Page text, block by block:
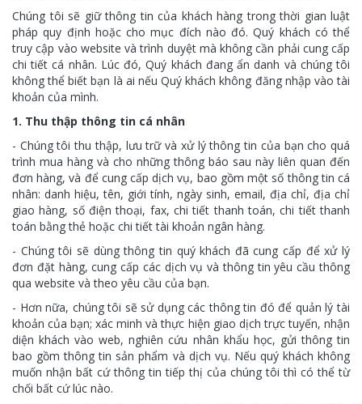
Chúng tôi sẽ giữ thông tin của khách hàng trong thời gian luật
pháp quy định hoặc cho mục đích nào đó. Quý khách có thể
truy cập vào website và trình duyệt mà không cần phải cung cấp
chi tiết cá nhân. Lúc đó, Quý khách đang ẩn danh và chúng tôi
không thể biết bạn là ai nếu Quý khách không đăng nhập vào tài
khoản của mình.
1. Thu thập thông tin cá nhân
- Chúng tôi thu thập, lưu trữ và xử lý thông tin của bạn cho quá
trình mua hàng và cho những thông báo sau này liên quan đến
đơn hàng, và để cung cấp dịch vụ, bao gồm một số thông tin cá
nhân: danh hiệu, tên, giới tính, ngày sinh, email, địa chỉ, địa chỉ
giao hàng, số điện thoại, fax, chi tiết thanh toán, chi tiết thanh
toán bằng thẻ hoặc chi tiết tài khoản ngân hàng.
- Chúng tôi sẽ dùng thông tin quý khách đã cung cấp để xử lý
đơn đặt hàng, cung cấp các dịch vụ và thông tin yêu cầu thông
qua website và theo yêu cầu của bạn.
- Hơn nữa, chúng tôi sẽ sử dụng các thông tin đó để quản lý tài
khoản của bạn; xác minh và thực hiện giao dịch trực tuyến, nhận
diện khách vào web, nghiên cứu nhân khẩu học, gửi thông tin
bao gồm thông tin sản phẩm và dịch vụ. Nếu quý khách không
muốn nhận bất cứ thông tin tiếp thị của chúng tôi thì có thể từ
chối bất cứ lúc nào.